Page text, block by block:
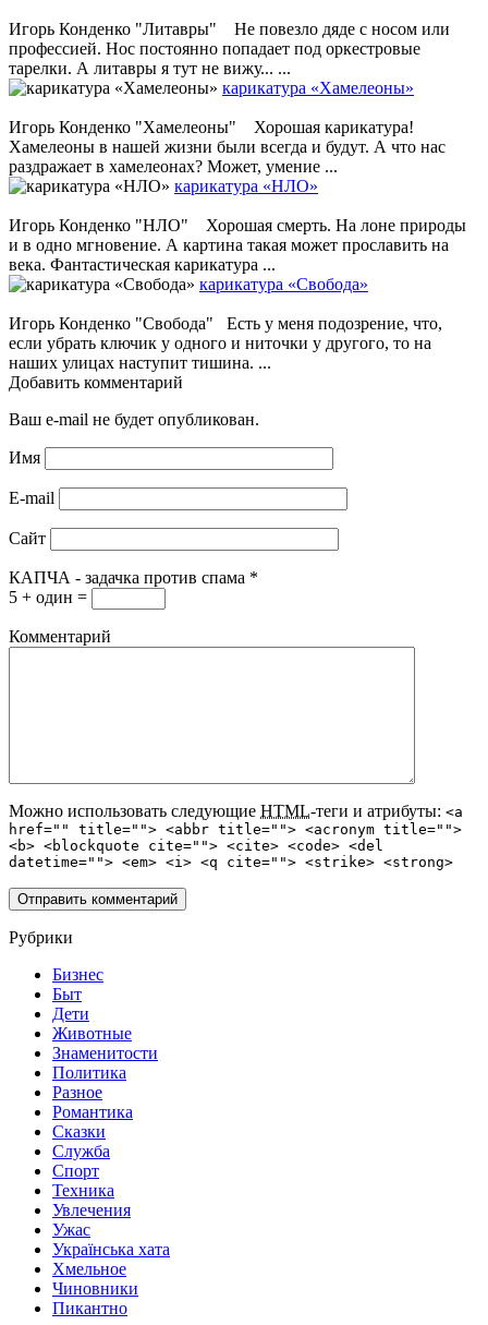
Игорь Конденко "Литавры" Не повезло дяде с носом или
профессией. Нос постоянно попадает под оркестровые
тарелки. А литавры я тут не вижу... ...
карикатура «Хамелеоны»
Игорь Конденко "Хамелеоны" Хорошая карикатура!
Хамелеоны в нашей жизни были всегда и будут. А что нас
раздражает в хамелеонах? Может, умение ...
карикатура «НЛО»
Игорь Конденко "НЛО" Хорошая смерть. На лоне природы
и в одно мгновение. А картина такая может прославить на
века. Фантастическая карикатура ...
карикатура «Свобода»
Игорь Конденко "Свобода" Есть у меня подозрение, что,
если убрать ключик у одного и ниточки у другого, то на
наших улицах наступит тишина. ...
Добавить комментарий
Ваш e-mail не будет опубликован.
Имя
E-mail
Сайт
КАПЧА - задачка против спама *
5 + один =
Комментарий
Можно использовать следующие HTML-теги и атрибуты: <a
href="" title=""> <abbr title=""> <acronym title="">
<b> <blockquote cite=""> <cite> <code> <del
datetime=""> <em> <i> <q cite=""> <strike> <strong>
Рубрики
Бизнес
Быт
Дети
Животные
Знаменитости
Политика
Разное
Романтика
Сказки
Служба
Спорт
Техника
Увлечения
Ужас
Українська хата
Хмельное
Чиновники
Пикантно